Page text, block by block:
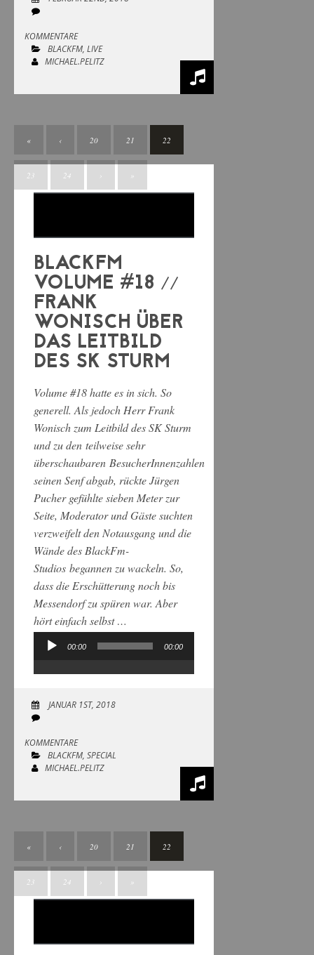
KOMMENTARE
BLACKFM, LIVE
MICHAEL.PELITZ
« ‹ 20 21 22
23 24 › »
BLACKFM
VOLUME #18 //
FRANK
WONISCH ÜBER
DAS LEITBILD
DES SK STURM
Volume #18 hatte es in sich. So
generell. Als jedoch Herr Frank
Wonisch zum Leitbild des SK Sturm
und zu den teilweise sehr
überschaubaren BesucherInnenzahlen
seinen Senf abgab, rückte Jürgen
Pucher gefühlte sieben Meter zur
Seite, Moderator und Gäste suchten
verzweifelt den Notausgang und die
Wände des BlackFm-
Studios begannen zu wackeln. So,
dass die Erschütterung noch bis
Messendorf zu spüren war. Aber
hört einfach selbst …
Audio-
00:00 00:00
JANUAR 1ST, 2018
KOMMENTARE
BLACKFM, SPECIAL
MICHAEL.PELITZ
« ‹ 20 21 22
23 24 › »